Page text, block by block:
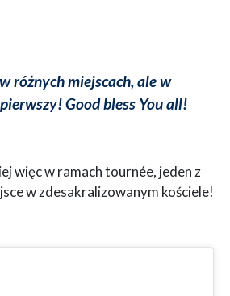
różnych miejscach, ale w
Good bless You all!
więc w ramach tournée, jeden z
w zdesakralizowanym kościele!